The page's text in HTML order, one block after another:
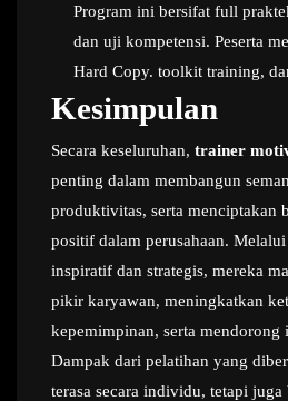
Program ini bersifat full
dan uji kompetensi. Peserta
Hard Copy. toolkit training,
Kesimpulan
Secara keseluruhan, trainer
penting dalam membangun
produktivitas, serta menciptakan
positif dalam perusahaan.
inspiratif dan strategis, mereka
pikir karyawan, meningkatkan
kepemimpinan, serta mendorong
Dampak dari pelatihan yang
terasa secara individu, tetapi